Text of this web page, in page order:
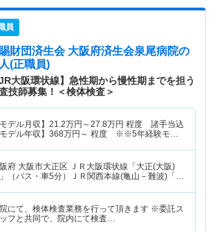
員
財団済生会 大阪府済生会泉尾病院の
(正職員)
大阪環状線】急性期から慢性期までを担う
技師募集！＜検体検査＞
モデル月収】 21.2万円～27.8万円 程度 諸手当込
モデル年収】 368万円～ 程度 ※※5年経験モデ
府 大阪市大正区 ＪＲ大阪環状線「大正(大阪)
（バス・車5分）ＪＲ関西本線(亀山－難波)「大
にて、検体検査業務を行って頂きます ※委託ス
フと共同で、院内にて検査…